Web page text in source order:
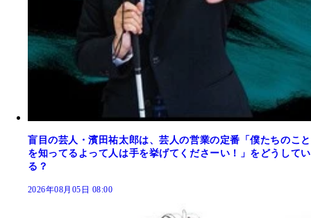
盲目の芸人・濱田祐太郎は、芸人の営業の定番「僕たちのこと
を知ってるよって人は手を挙げてくださーい！」をどうしてい
る？
2026年08月05日 08:00